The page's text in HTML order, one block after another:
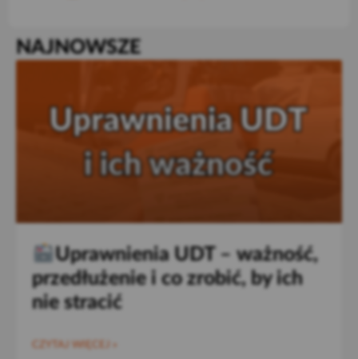
NAJNOWSZE
Uprawnienia UDT – ważność,
przedłużenie i co zrobić, by ich
nie stracić
CZYTAJ WIĘCEJ »